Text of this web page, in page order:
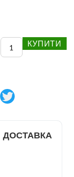
КУПИТИ
ДОСТАВКА